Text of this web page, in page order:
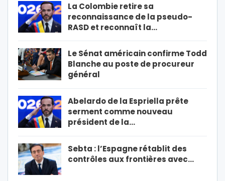
La Colombie retire sa
reconnaissance de la pseudo-
RASD et reconnaît la…
Le Sénat américain confirme Todd
Blanche au poste de procureur
général
Abelardo de la Espriella prête
serment comme nouveau
président de la…
Sebta : l’Espagne rétablit des
contrôles aux frontières avec…